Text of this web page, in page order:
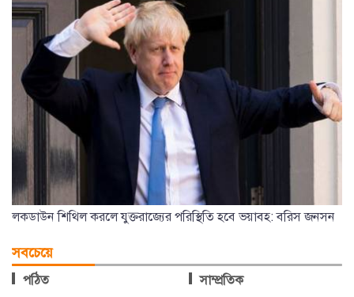
লকডাউন শিথিল করলে যুক্তরাজ্যের পরিস্থিতি হবে ভয়াবহ: বরিস জনসন
সবচেয়ে
পঠিত সাম্প্রতিক